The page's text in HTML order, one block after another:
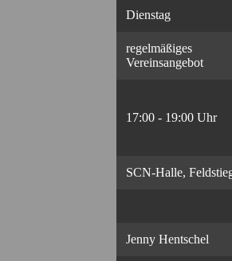
Dienstag
regelmäßiges
Vereinsangebot
17:00 - 19:00 Uhr
SCN-Halle,
Jenny Hentschel